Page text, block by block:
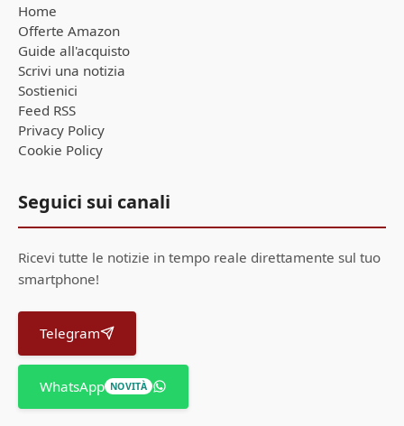
Home
Offerte Amazon
Guide all'acquisto
Scrivi una notizia
Sostienici
Feed RSS
Privacy Policy
Cookie Policy
Seguici sui canali
Ricevi tutte le notizie in tempo reale direttamente sul tuo
smartphone!
Telegram
WhatsApp NOVITÀ